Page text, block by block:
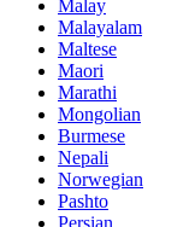
Malay
Malayalam
Maltese
Maori
Marathi
Mongolian
Burmese
Nepali
Norwegian
Pashto